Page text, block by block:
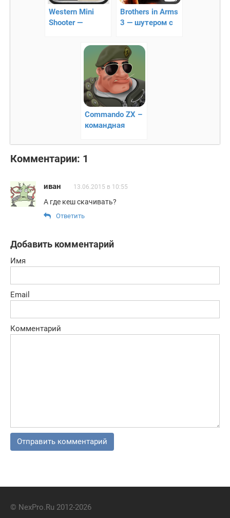
Western Mini
Shooter —
Brothers in Arms
3 — шутером с
тактики
Commando ZX –
командная
Комментарии: 1
иван 13.06.2015 в 10:55
А где кеш скачивать?
Ответить
Добавить комментарий
Имя
Email
Комментарий
© NexPro.Ru 2012-2026